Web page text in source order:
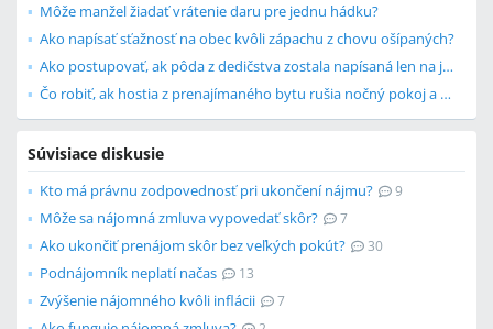
Môže manžel žiadať vrátenie daru pre jednu hádku?
Ako napísať sťažnosť na obec kvôli zápachu z chovu ošípaných?
Ako postupovať, ak pôda z dedičstva zostala napísaná len na jedného súrodenca?
Čo robiť, ak hostia z prenajímaného bytu rušia nočný pokoj a robia neporiadok?
Súvisiace diskusie
Kto má právnu zodpovednosť pri ukončení nájmu? 9
Môže sa nájomná zmluva vypovedať skôr? 7
Ako ukončiť prenájom skôr bez veľkých pokút? 30
Podnájomník neplatí načas 13
Zvýšenie nájomného kvôli inflácii 7